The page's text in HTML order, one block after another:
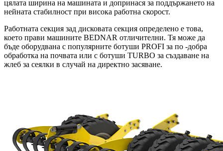
цялата ширина на машината и допринася за поддържането на
нейната стабилност при висока работна скорост.
Работната секция зад дисковата секция определено е това,
което прави машините BEDNAR отличителни. Тя може да
бъде оборудвана с популярните ботуши PROFI за по -добра
обработка на почвата или с ботуши TURBO за създаване на
жлеб за сеялки в случай на директно засяване.